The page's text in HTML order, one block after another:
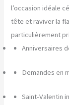
l’occasion idéale
tête et raviver la
particulièrement
Anniversaires
Demandes en
Saint-Valentin